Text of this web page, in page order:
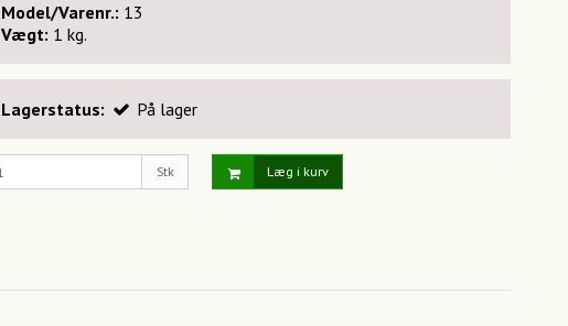
Model/Varenr.: 13
Vægt: 1 kg.
Lagerstatus: På lager
Stk Læg i kurv